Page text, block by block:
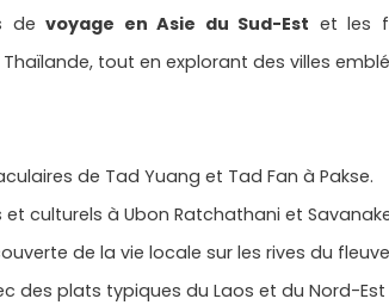
devoyage en Asie du Sud-Est et les
tout en explorant des villes
de Tad Yuang et Tad Fan à Pakse.
culturels à Ubon Ratchathani et
de la vie locale sur les rives du
des plats typiques du Laos et du Nord-